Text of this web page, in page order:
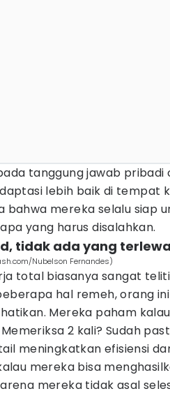
tanggung jawab pribadi
lebih baik di tempat
bahwa mereka selalu siap
yang harus disalahkan.
tidak ada yang
Nubelson Fernandes)
total biasanya sangat
hal remeh, orang
Mereka paham
2 kali? Sudah
meningkatkan efisiensi
mereka bisa
mereka tidak asal